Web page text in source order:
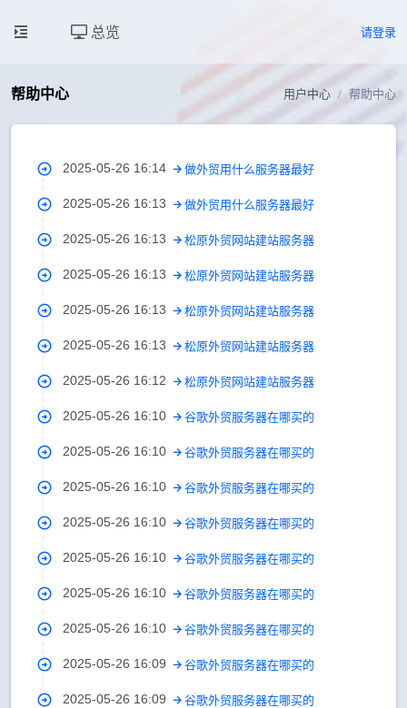
总览 请登录
帮助中心 用户中心 帮助中心
2025-05-26 16:14 做外贸用什么服务器最好
2025-05-26 16:13 做外贸用什么服务器最好
2025-05-26 16:13 松原外贸网站建站服务器
2025-05-26 16:13 松原外贸网站建站服务器
2025-05-26 16:13 松原外贸网站建站服务器
2025-05-26 16:13 松原外贸网站建站服务器
2025-05-26 16:12 松原外贸网站建站服务器
2025-05-26 16:10 谷歌外贸服务器在哪买的
2025-05-26 16:10 谷歌外贸服务器在哪买的
2025-05-26 16:10 谷歌外贸服务器在哪买的
2025-05-26 16:10 谷歌外贸服务器在哪买的
2025-05-26 16:10 谷歌外贸服务器在哪买的
2025-05-26 16:10 谷歌外贸服务器在哪买的
2025-05-26 16:10 谷歌外贸服务器在哪买的
2025-05-26 16:09 谷歌外贸服务器在哪买的
2025-05-26 16:09 谷歌外贸服务器在哪买的